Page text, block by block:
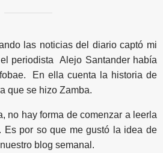
las noticias del diario captó mi
periodista Alejo Santander había
En ella cuenta la historia de
que se hizo Zamba.
no hay forma de comenzar a leerla
Es por so que me gustó la idea de
blog semanal.